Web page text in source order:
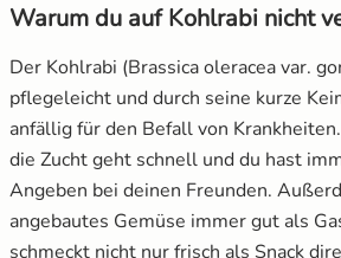
Warum du auf Kohlrabi nicht
Der Kohlrabi (Brassica oleracea var.
pflegeleicht und durch seine kurze
anfällig für den Befall von
die Zucht geht schnell und du hast
Angeben bei deinen Freunden.
angebautes Gemüse immer gut als
schmeckt nicht nur frisch als Snack